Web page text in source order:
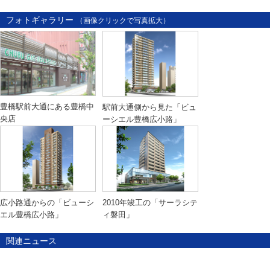
フォトギャラリー （画像クリックで写真拡大）
豊橋駅前大通にある豊橋中
央店
駅前大通側から見た「ビュ
ーシエル豊橋広小路」
広小路通からの「ビューシ
エル豊橋広小路」
2010年竣工の「サーラシテ
ィ磐田」
関連ニュース